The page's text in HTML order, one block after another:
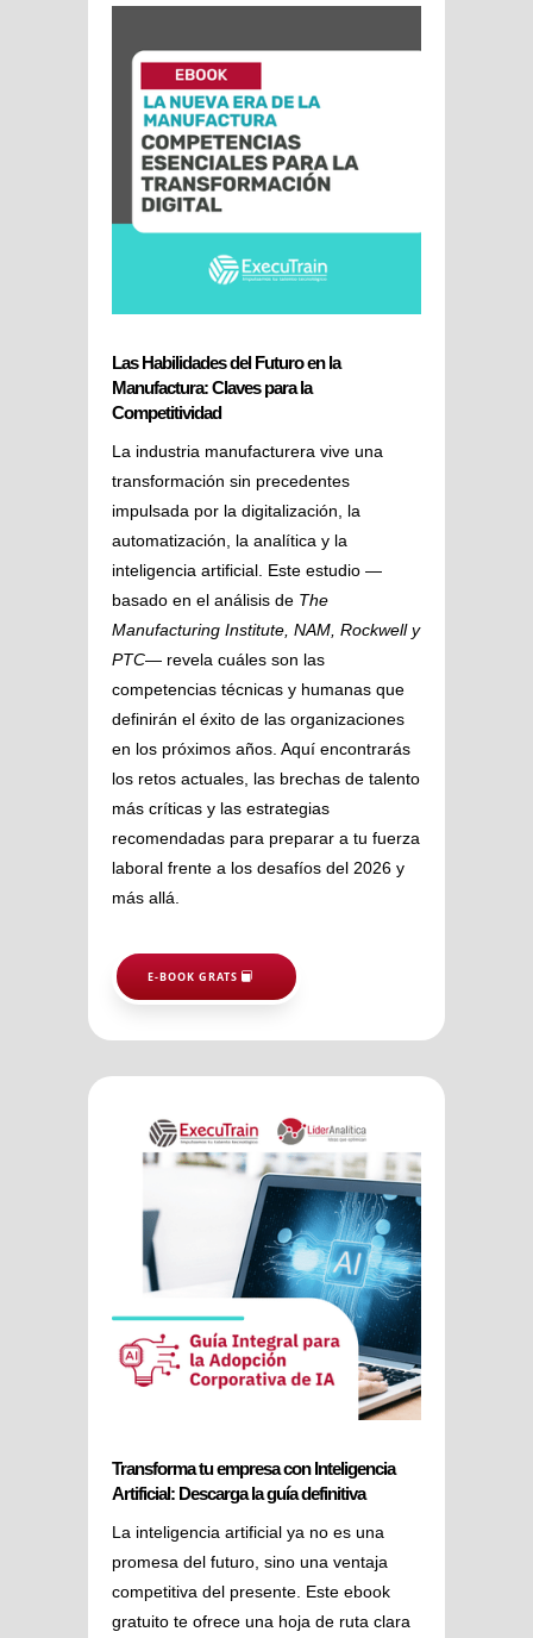
Las Habilidades del Futuro en la
Manufactura: Claves para la
Competitividad
La industria manufacturera vive una
transformación sin precedentes
impulsada por la digitalización, la
automatización, la analítica y la
inteligencia artificial. Este estudio —
basado en el análisis de The
Manufacturing Institute, NAM, Rockwell y
PTC— revela cuáles son las
competencias técnicas y humanas que
definirán el éxito de las organizaciones
en los próximos años. Aquí encontrarás
los retos actuales, las brechas de talento
más críticas y las estrategias
recomendadas para preparar a tu fuerza
laboral frente a los desafíos del 2026 y
más allá.
E-BOOK GRATS
Transforma tu empresa con Inteligencia
Artificial: Descarga la guía definitiva
La inteligencia artificial ya no es una
promesa del futuro, sino una ventaja
competitiva del presente. Este ebook
gratuito te ofrece una hoja de ruta clara